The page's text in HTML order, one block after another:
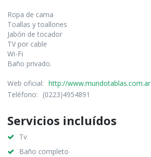
Ropa de cama
Toallas y toallones
Jabón de tocador
TV por cable
Wi-Fi
Baño privado.
Web oficial: http://www.mundotablas.com.ar
Teléfono:
(0223)4954891
Servicios incluídos
Tv
Baño completo